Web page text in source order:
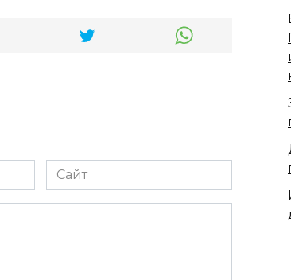
Сайт